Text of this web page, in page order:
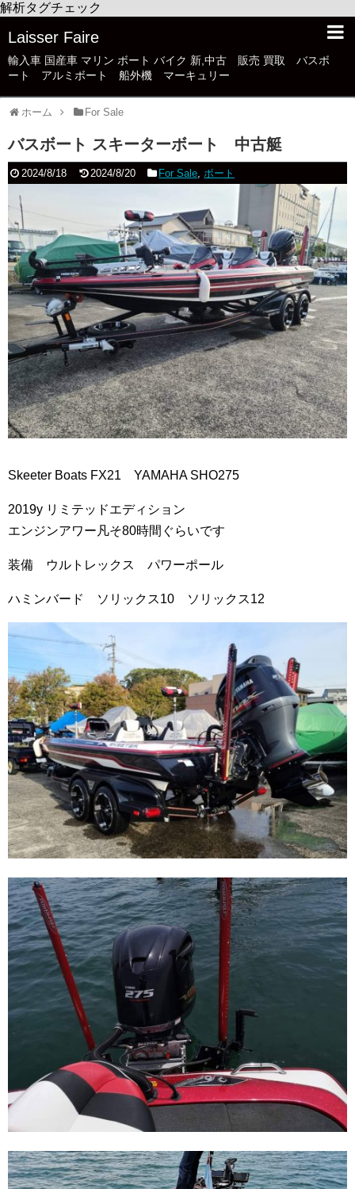
解析タグチェック
Laisser Faire
輸入車 国産車 マリン ボート バイク 新,中古 販売 買取 バスボ
ート アルミボート 船外機 マーキュリー
ホーム For Sale
バスボート スキーターボート 中古艇
2024/8/18 2024/8/20 For Sale,ボート
Skeeter Boats FX21 YAMAHA SHO275
2019y リミテッドエディション
エンジンアワー凡そ80時間ぐらいです
装備 ウルトレックス パワーポール
ハミンバード ソリックス10 ソリックス12